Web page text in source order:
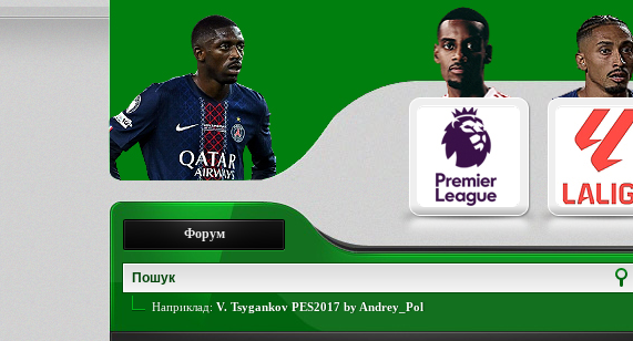
Форум
Наприклад: V. Tsygankov PES2017 by Andrey_Pol